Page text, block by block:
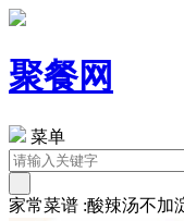
聚餐网
菜单
家常菜谱 :酸辣汤不加